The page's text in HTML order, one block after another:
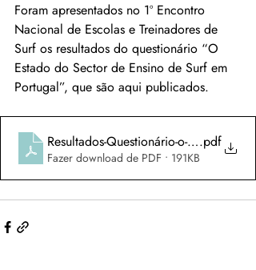
Foram apresentados no 1º Encontro
Nacional de Escolas e Treinadores de
Surf os resultados do questionário “O
Estado do Sector de Ensino de Surf em
Portugal”, que são aqui publicados.
Resultados-Questionário-o-estado-do-
.pdf
Fazer download de PDF • 191KB